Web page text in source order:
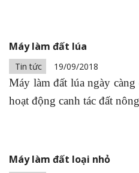
Máy làm đất lúa
Tin tức 19/09/2018
Máy làm đất lúa ngày
hoạt động canh tác đất
Máy làm đất loại nhỏ